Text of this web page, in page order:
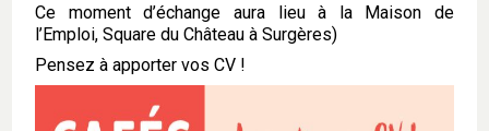
Ce moment d’échange aura lieu à la Maison de
l’Emploi, Square du Château à Surgères)
Pensez à apporter vos CV !